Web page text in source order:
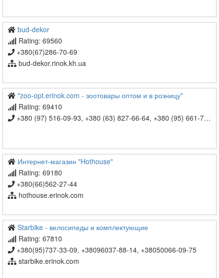
bud-dekor
Rating: 69560
+380(67)286-70-69
bud-dekor.rinok.kh.ua
"zoo-opt.erinok.com - зоотовары оптом и в розницу"
Rating: 69410
+380 (97) 516-09-93, +380 (63) 827-66-64, +380 (95) 661-71-72
Интернет-магазин "Hothouse"
Rating: 69180
+380(66)562-27-44
hothouse.erinok.com
Starbike - велосипеды и комплектующие
Rating: 67810
+380(95)737-33-09, +38096037-88-14, +38050066-09-75
starbike.erinok.com